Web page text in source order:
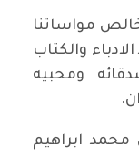
مواساتنا
والكتاب
ومحبيه
محمد ابراهيم